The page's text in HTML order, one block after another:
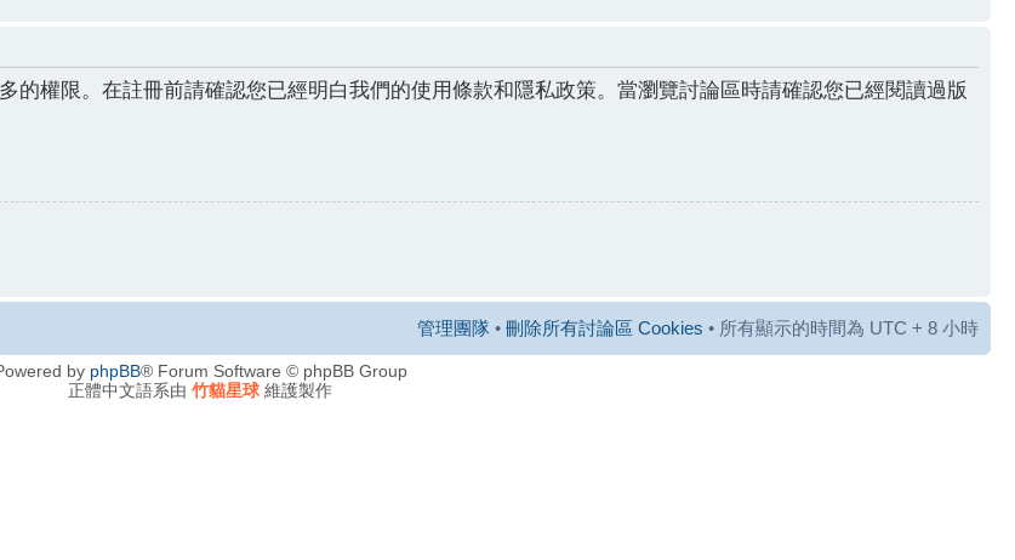
的權限。在註冊前請確認您已經明白我們的使用條款和隱私政策。當瀏覽討論區時請確認您已經閱讀過版
管理團隊 • 刪除所有討論區 Cookies • 所有顯示的時間為 UTC + 8 小時
by phpBB® Forum Software © phpBB Group
正體中文語系由 竹貓星球 維護製作